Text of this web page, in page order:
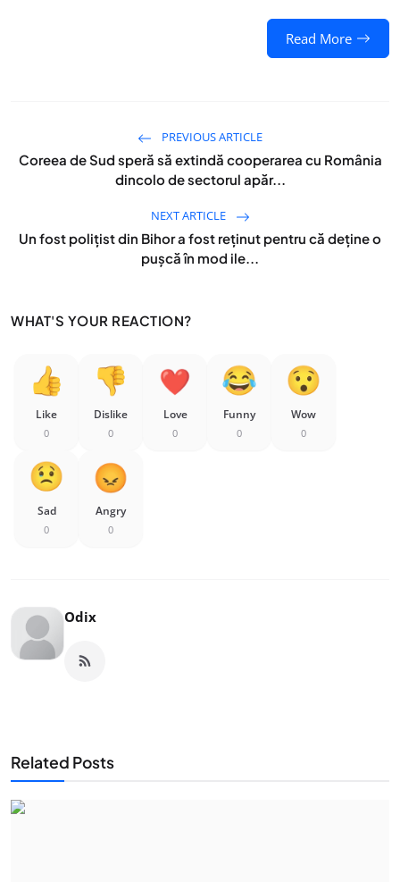
Read More
PREVIOUS ARTICLE
Coreea de Sud speră să extindă cooperarea cu România
dincolo de sectorul apăr...
NEXT ARTICLE
Un fost polițist din Bihor a fost reținut pentru că deține o
pușcă în mod ile...
WHAT'S YOUR REACTION?
Like
0
Dislike
0
Love
0
Funny
0
Wow
0
Sad
0
Angry
0
Odix
Related Posts